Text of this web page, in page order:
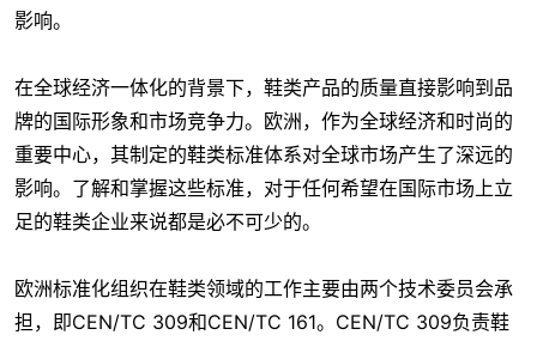
影响。
在全球经济一体化的背景下，鞋类产品的质量直接影响到品
牌的国际形象和市场竞争力。欧洲，作为全球经济和时尚的
重要中心，其制定的鞋类标准体系对全球市场产生了深远的
影响。了解和掌握这些标准，对于任何希望在国际市场上立
足的鞋类企业来说都是必不可少的。
欧洲标准化组织在鞋类领域的工作主要由两个技术委员会承
担，即CEN/TC 309和CEN/TC 161。CEN/TC 309负责鞋